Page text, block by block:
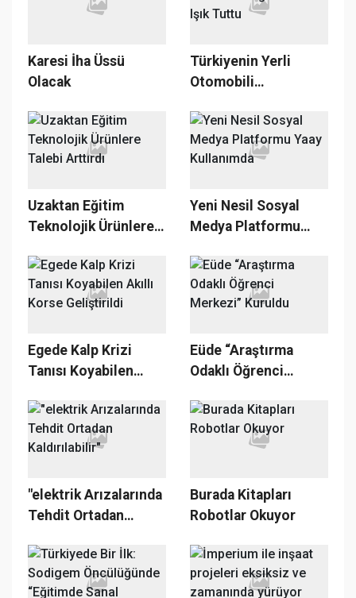
Karesi İha Üssü
Olacak
Türkiyenin Yerli
Otomobili
Tuttu
Uzaktan Eğitim
Teknolojik Ürünlere
Yeni Nesil Sosyal
Medya Platformu
Egede Kalp Krizi
Tanısı Koyabilen
Geliştirildi
Eüde “Araştırma
Odaklı Öğrenci
"elektrik Arızalarında
Tehdit Ortadan
Burada Kitapları
Robotlar Okuyor